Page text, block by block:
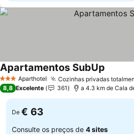
3 EstrelasAparthotel Cozinhas privadas
Apartamentos SubUp
8,8 Excelente 361 a 4.3 km de Cala
De € 63
Consulte os preços de 4 sites